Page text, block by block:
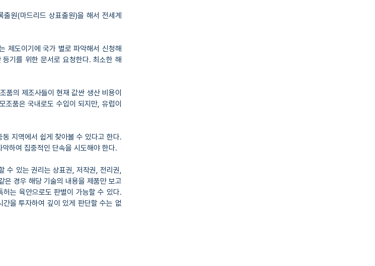
원(마드리드 상표출원)을 해서 전세계
제도이기에 국가 별로 파악해서 신청해
기를 위한 문서로 요청한다. 최소한 해
품의 제조사들이 현재 값싼 생산 비용이
품은 국내로도 수입이 되지만, 유럽이
지역에서 쉽게 찾아볼 수 있다고 한다.
하여 집중적인 단속을 시도해야 한다.
수 있는 권리는 상표권, 저작권, 전리권,
은 경우 해당 기술의 내용을 제품만 보고
는 육안으로도 판별이 가능할 수 있다.
을 투자하여 깊이 있게 판단할 수는 없